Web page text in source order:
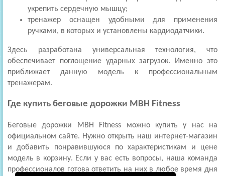
укрепить сердечную мышцу;
тренажер оснащен удобными для применения
ручками, в которых и установлены кардиодатчики.
Здесь разработана универсальная технология, что
обеспечивает поглощение ударных загрузок. Именно это
приближает данную модель к профессиональным
тренажерам.
Где купить беговые дорожки MBH Fitness
Беговые дорожки MBH Fitness можно купить у нас на
официальном сайте. Нужно открыть наш интернет-магазин
и добавить понравившуюся по характеристикам и цене
модель в корзину. Если у вас есть вопросы, наша команда
профессионалов готова ответить на них в любое время дня